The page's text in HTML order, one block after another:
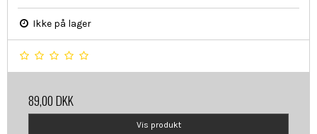
Ikke på lager
89,00 DKK
Vis produkt